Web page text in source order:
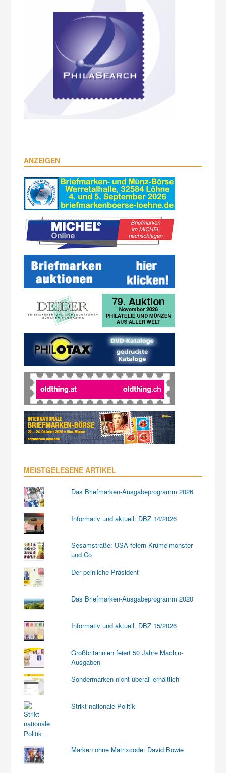
ANZEIGEN
MEISTGELESENE ARTIKEL
Das Briefmarken-Ausgabeprogramm 2026
Informativ und aktuell: DBZ 14/2026
Sesamstraße: USA feiern Krümelmonster
und Co
Der peinliche Präsident
Das Briefmarken-Ausgabeprogramm 2020
Informativ und aktuell: DBZ 15/2026
Großbritannien feiert 50 Jahre Machin-
Ausgaben
Sondermarken nicht überall erhältlich
Strikt nationale Politik
Marken ohne Matrixcode: David Bowie